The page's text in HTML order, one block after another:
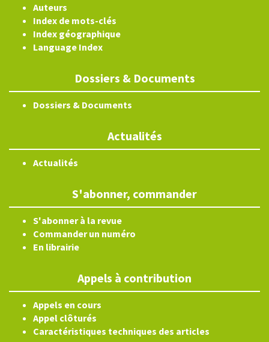
Auteurs
Index de mots-clés
Index géographique
Language Index
Dossiers & Documents
Dossiers & Documents
Actualités
Actualités
S'abonner, commander
S'abonner à la revue
Commander un numéro
En librairie
Appels à contribution
Appels en cours
Appel clôturés
Caractéristiques techniques des articles